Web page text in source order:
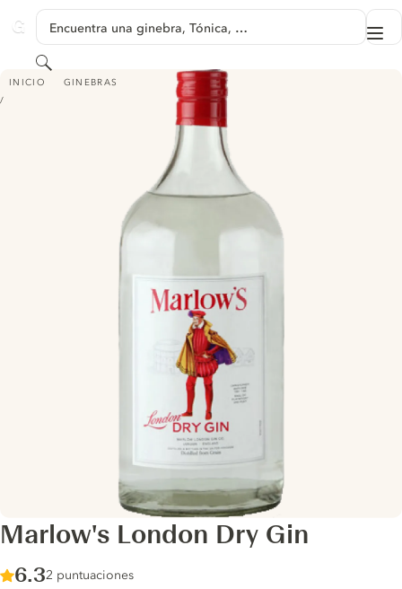
GINVENTORY
Encuentra una ginebra, Tónica, …
Buscar
INICIO GINEBRAS
MARLOW'S LONDON DRY GIN
Marlow's London Dry Gin
Score :
6.3/ 10
2 puntuaciones